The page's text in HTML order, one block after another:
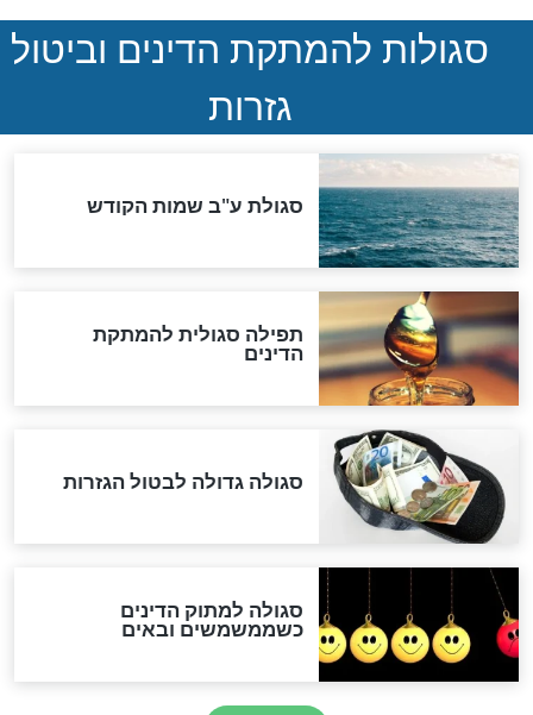
ההסכם החשאי של טראמפ
ואיראן: בלי שקיפות ועם הרבה
סימני שאלה
המסמך האבוד שנחשף
במרתפי מוסקבה: כתב היד
הנדיר של הרשב"ם התגלה
שורדת השואה שחוגגת 100:
"מודה לקב"ה על כל השנים"
לכל המאמרים
אחרית הימים